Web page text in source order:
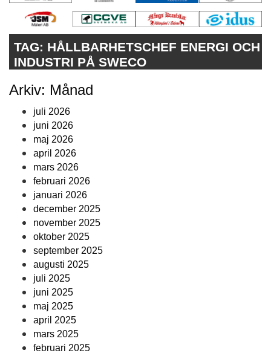
VÅRA ANDRA MAGASIN
PRENUMERERA
ANNONSERA
TAG: HÅLLBARHETSCHEF ENERGI OCH
INDUSTRI PÅ SWECO
Arkiv: Månad
juli 2026
juni 2026
maj 2026
april 2026
mars 2026
februari 2026
januari 2026
december 2025
november 2025
oktober 2025
september 2025
augusti 2025
juli 2025
juni 2025
maj 2025
april 2025
mars 2025
februari 2025